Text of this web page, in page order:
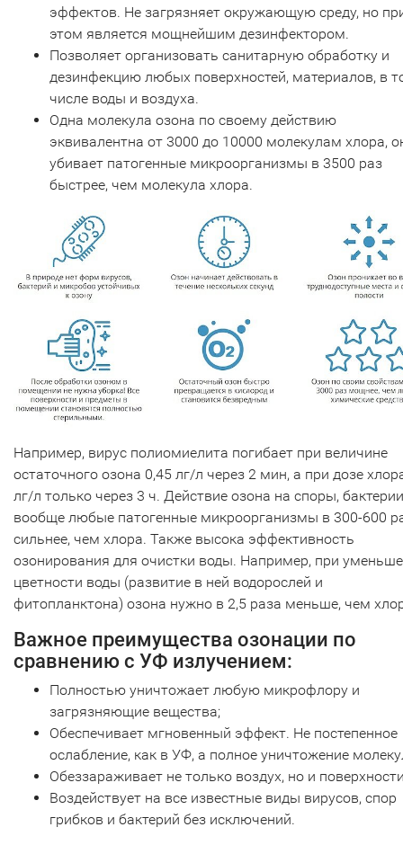
эффектов. Не загрязняет окружающую среду, но
этом является мощнейшим дезинфектором.
Позволяет организовать санитарную обработку и
дезинфекцию любых поверхностей, материалов, в
числе воды и воздуха.
Одна молекула озона по своему действию
эквивалентна от 3000 до 10000 молекулам хлора,
убивает патогенные микроорганизмы в 3500 раз
быстрее, чем молекула хлора.
Например, вирус полиомиелита погибает при величине
остаточного озона 0,45 лг/л через 2 мин, а при дозе
лг/л только через 3 ч. Действие озона на споры,
вообще любые патогенные микроорганизмы в 300-600
сильнее, чем хлора. Также высока эффективность
озонирования для очистки воды. Например, при
цветности воды (развитие в ней водорослей и
фитопланктона) озона нужно в 2,5 раза меньше, чем
Важное преимущества озонации по
сравнению с УФ излучением:
Полностью уничтожает любую микрофлору и
загрязняющие вещества;
Обеспечивает мгновенный эффект. Не постепенное
ослабление, как в УФ, а полное уничтожение
Обеззараживает не только воздух, но и
Воздействует на все известные виды вирусов, спор
грибков и бактерий без исключений.